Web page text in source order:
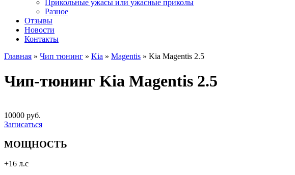
Прикольные ужасы или ужасные приколы
Разное
Отзывы
Новости
Контакты
Главная » Чип тюнинг » Kia » Magentis » Kia Magentis 2.5
Чип-тюнинг Kia Magentis 2.5
10000 руб.
Записаться
МОЩНОСТЬ
+16 л.с